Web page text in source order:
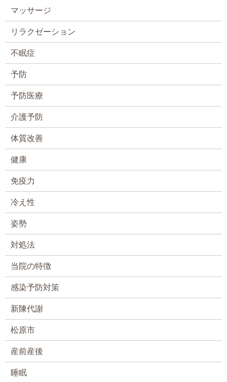
マッサージ
リラクゼーション
不眠症
予防
予防医療
介護予防
体質改善
健康
免疫力
冷え性
姿勢
対処法
当院の特徴
感染予防対策
新陳代謝
松原市
産前産後
睡眠